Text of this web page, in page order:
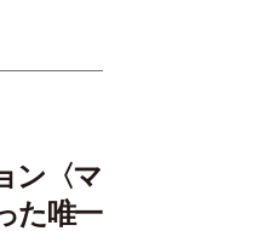
ン〈マ
た唯一